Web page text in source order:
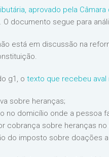
aprovado pela
documento segue para
está em discussão na
g1, o texto que recebeu aval
sobre heranças;
no domicílio onde a pessoa
cobrança sobre heranças no
do imposto sobre doações